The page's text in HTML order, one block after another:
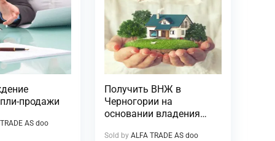
продажи
AS doo
Получить ВНЖ в
Черногории на
основании владения
Sold by ALFA TRADE AS doo